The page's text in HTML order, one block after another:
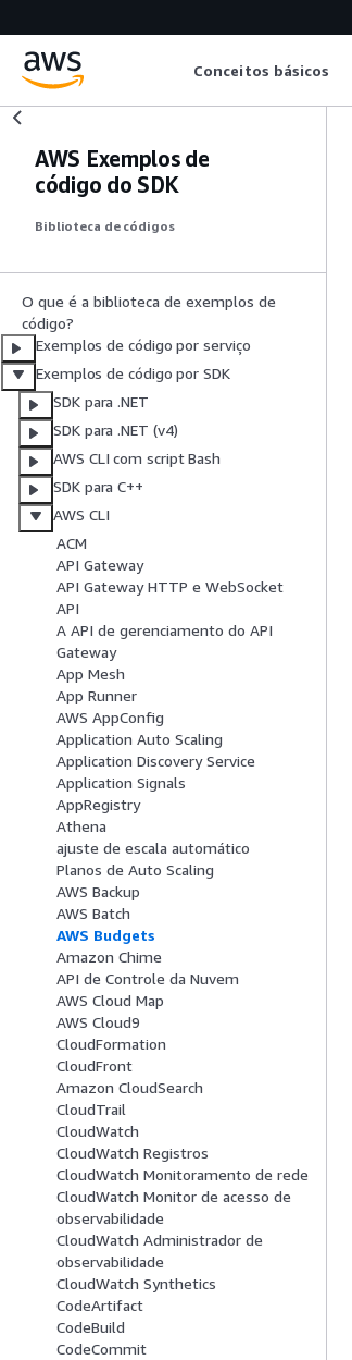
Conceitos básicos
AWS Exemplos de
código do SDK
Biblioteca de códigos
O que é a biblioteca de exemplos de
código?
Exemplos de código por serviço
Exemplos de código por SDK
SDK para .NET
SDK para .NET (v4)
AWS CLI com script Bash
SDK para C++
AWS CLI
ACM
API Gateway
API Gateway HTTP e WebSocket
API
A API de gerenciamento do API
Gateway
App Mesh
App Runner
AWS AppConfig
Application Auto Scaling
Application Discovery Service
Application Signals
AppRegistry
Athena
ajuste de escala automático
Planos de Auto Scaling
AWS Backup
AWS Batch
AWS Budgets
Amazon Chime
API de Controle da Nuvem
AWS Cloud Map
AWS Cloud9
CloudFormation
CloudFront
Amazon CloudSearch
CloudTrail
CloudWatch
CloudWatch Registros
CloudWatch Monitoramento de rede
CloudWatch Monitor de acesso de
observabilidade
CloudWatch Administrador de
observabilidade
CloudWatch Synthetics
CodeArtifact
CodeBuild
CodeCommit